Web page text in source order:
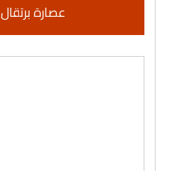
عصارة برتقال santos